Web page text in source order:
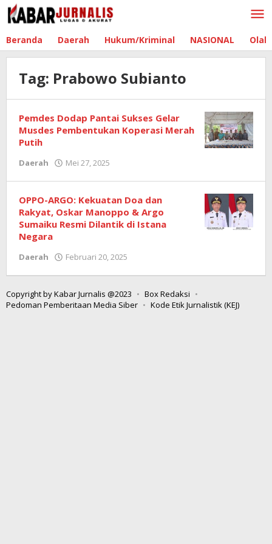
Lewati
ke
Beranda Daerah Hukum/Kriminal NASIONAL
Tag: Prabowo Subianto
Pemdes Dodap Pantai Sukses Gelar
Musdes Pembentukan Koperasi Merah
Putih
Daerah Mei 27, 2025
OPPO-ARGO: Kekuatan Doa dan
Rakyat, Oskar Manoppo & Argo
Sumaiku Resmi Dilantik di Istana
Negara
Daerah Februari 20, 2025
Copyright by Kabar Jurnalis @2023
Box Redaksi
Pedoman Pemberitaan Media Siber
Kode Etik Jurnalistik (KEJ)